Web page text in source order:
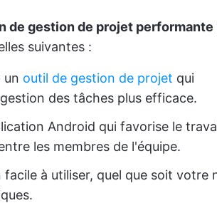
de gestion de projet performante
suivantes :
un outil de gestion de projet qui
des tâches plus efficace.
Android qui favorise le
les membres de l'équipe.
à utiliser, quel que soit votre